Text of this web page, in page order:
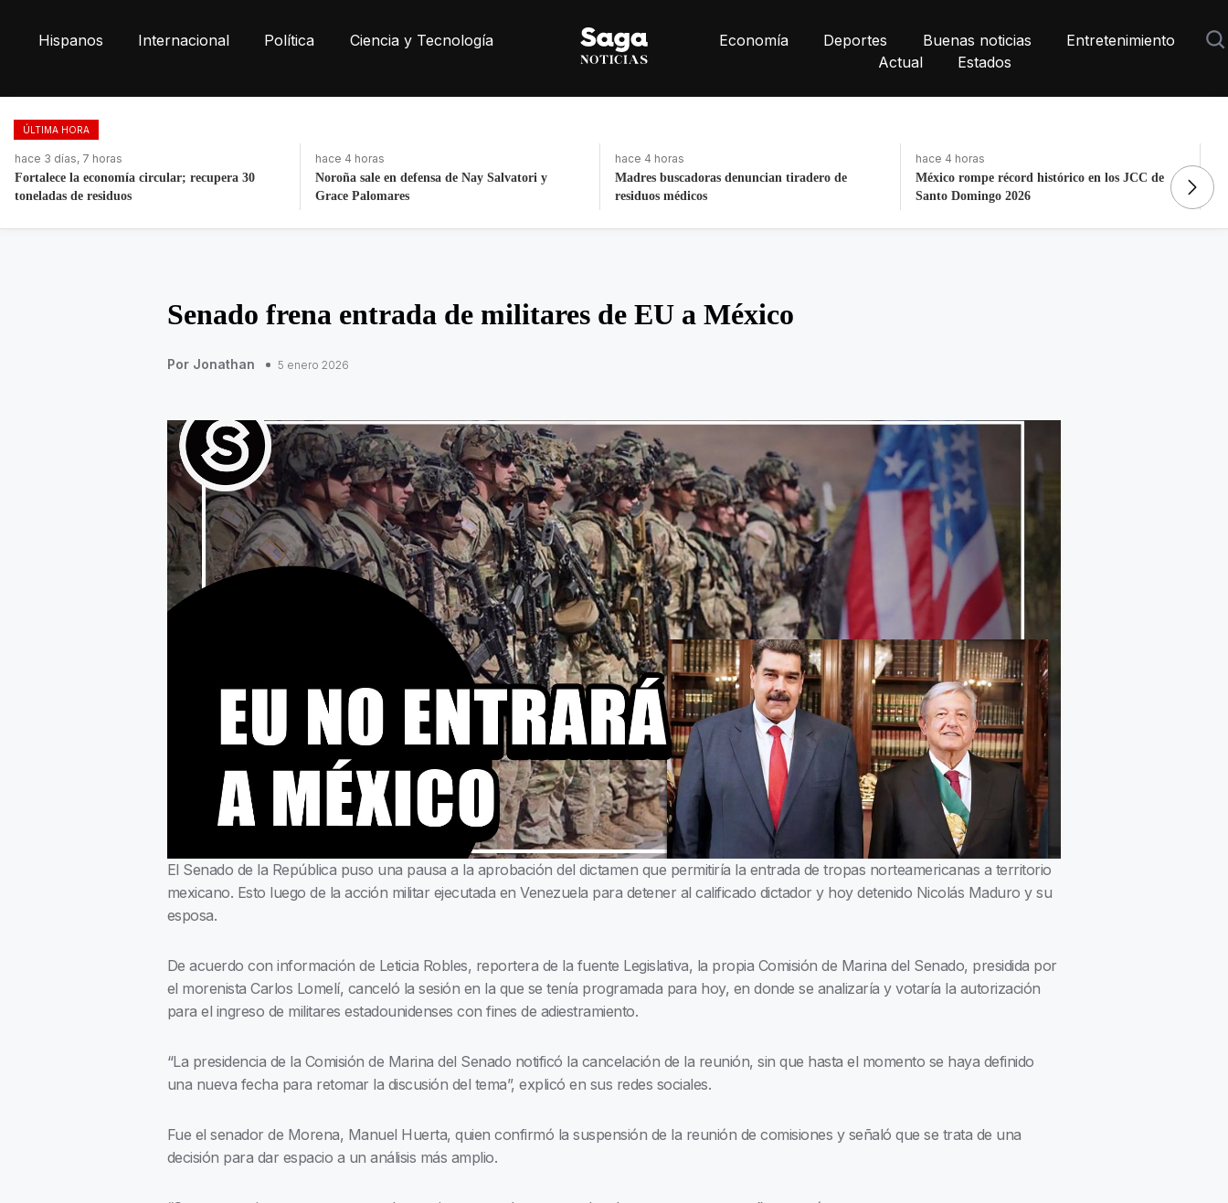
Hispanos Internacional Política Ciencia y Tecnología Economía Deportes Buenas noticias
Entretenimiento
Actual
Estados
ÚLTIMA HORA
hace 4 horas
Noroña sale en defensa de Nay Salvatori y
Grace Palomares
hace 4 horas
Madres buscadoras denuncian tiradero de
residuos médicos
hace 4 horas
México rompe récord histórico en los JCC de
Santo Domingo 2026
hace 3 días, 7 horas
La histórica cabalgata de Chignahuapan en
Puebla
Senado frena entrada de militares de EU a México
Por Jonathan 5 enero 2026
El Senado de la República puso una pausa a la aprobación del dictamen que permitiría la entrada de tropas norteamericanas a territorio
mexicano. Esto luego de la acción militar ejecutada en Venezuela para detener al calificado dictador y hoy detenido Nicolás Maduro y su
esposa.
De acuerdo con información de Leticia Robles, reportera de la fuente Legislativa, la propia Comisión de Marina del Senado, presidida por
el morenista Carlos Lomelí, canceló la sesión en la que se tenía programada para hoy, en donde se analizaría y votaría la autorización
para el ingreso de militares estadounidenses con fines de adiestramiento.
“La presidencia de la Comisión de Marina del Senado notificó la cancelación de la reunión, sin que hasta el momento se haya definido
una nueva fecha para retomar la discusión del tema”, explicó en sus redes sociales.
Fue el senador de Morena, Manuel Huerta, quien confirmó la suspensión de la reunión de comisiones y señaló que se trata de una
decisión para dar espacio a un análisis más amplio.